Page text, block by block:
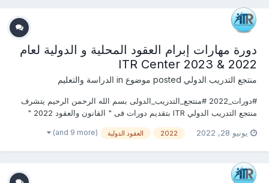
دورة مهارات إبرام العقود المحلية و الدولية لعام
2022 & 2023 ITR Center
منتجع التدريب الدولي الدراسة والتعليم
#دورات_2022 #منتجع_التدريب_الدولى بسم الله الرحمن الرحيم يتشرف
منتجع التدريب الدولي ITR بتقديم دورات فى " القانون والعقود 2022 "
الاستفسارعلى الدورة الان .................. أو ( للتواصل والإستفسار ومعرفة...
يونيو 28, 2022 2022 العقود الدولية (and 9 more)